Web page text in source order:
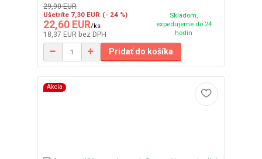
29,90 EUR
Ušetríte 7,30 EUR (- 24 %)
22,60 EUR/ks
18,37 EUR bez DPH
Skladom,
expedujeme do 24
hodín
Pridať do košíka
Akcia